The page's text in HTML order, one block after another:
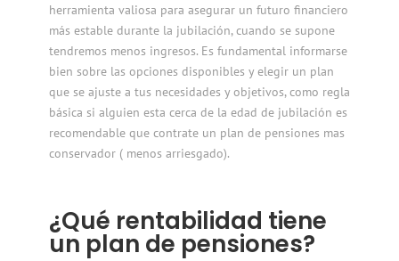
herramienta valiosa para asegurar un futuro financiero
más estable durante la jubilación, cuando se supone
tendremos menos ingresos. Es fundamental informarse
bien sobre las opciones disponibles y elegir un plan
que se ajuste a tus necesidades y objetivos, como regla
básica si alguien esta cerca de la edad de jubilación es
recomendable que contrate un plan de pensiones mas
conservador ( menos arriesgado).
¿Qué rentabilidad tiene
un plan de pensiones?